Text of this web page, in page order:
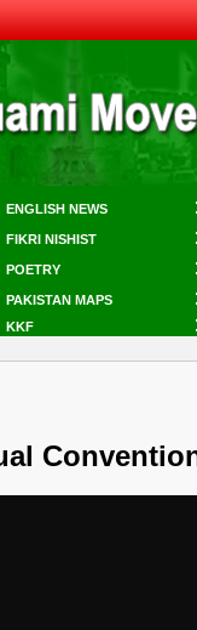
ENGLISH NEWS
FIKRI NISHIST
POETRY
PAKISTAN MAPS
KKF